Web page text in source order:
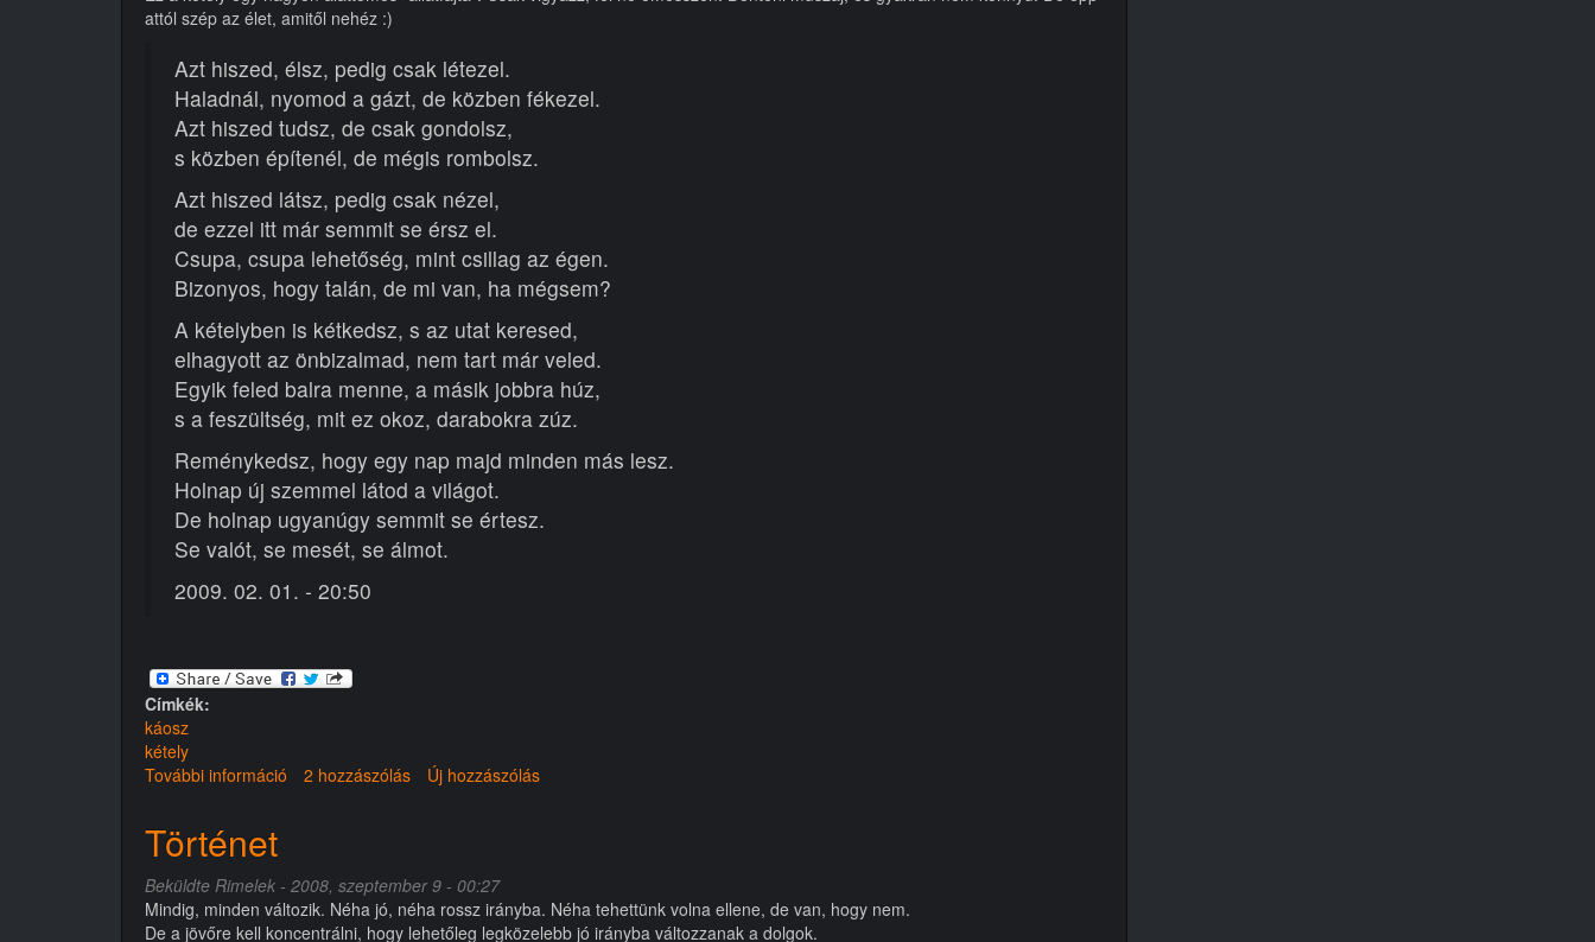
attól szép az élet, amitől nehéz :)
Azt hiszed, élsz, pedig csak létezel.
Haladnál, nyomod a gázt, de közben fékezel.
Azt hiszed tudsz, de csak gondolsz,
s közben építenél, de mégis rombolsz.
Azt hiszed látsz, pedig csak nézel,
de ezzel itt már semmit se érsz el.
Csupa, csupa lehetőség, mint csillag az égen.
Bizonyos, hogy talán, de mi van, ha mégsem?
A kételyben is kétkedsz, s az utat keresed,
elhagyott az önbizalmad, nem tart már veled.
Egyik feled balra menne, a másik jobbra húz,
s a feszültség, mit ez okoz, darabokra zúz.
Reménykedsz, hogy egy nap majd minden más lesz.
Holnap új szemmel látod a világot.
De holnap ugyanúgy semmit se értesz.
Se valót, se mesét, se álmot.
2009. 02. 01. - 20:50
Címkék:
káosz
kétely
További információ Kételyek
2 hozzászólás Új hozzászólás
Történet
Beküldte Rimelek - 2008, szeptember 9 - 00:27
Mindig, minden változik. Néha jó, néha rossz irányba. Néha tehettünk volna ellene, de van, hogy nem.
De a jövőre kell koncentrálni, hogy lehetőleg legközelebb jó irányba változzanak a dolgok.